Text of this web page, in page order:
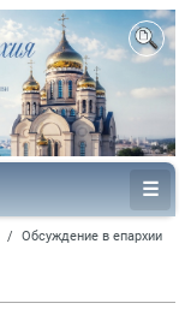
/ Обсуждение в епархии